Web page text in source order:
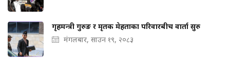
गृहमन्त्री गुरुङ र मृतक मेहताका परिवारबीच वार्ता सुरु
मंगलबार, साउन १९, २०८३